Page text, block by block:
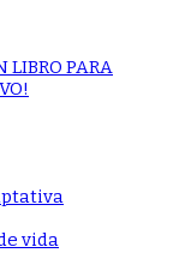
LIBRO PARA
vida